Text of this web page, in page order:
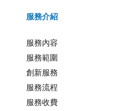
服務介紹
服務內容
服務範圍
創新服務
服務流程
服務收費